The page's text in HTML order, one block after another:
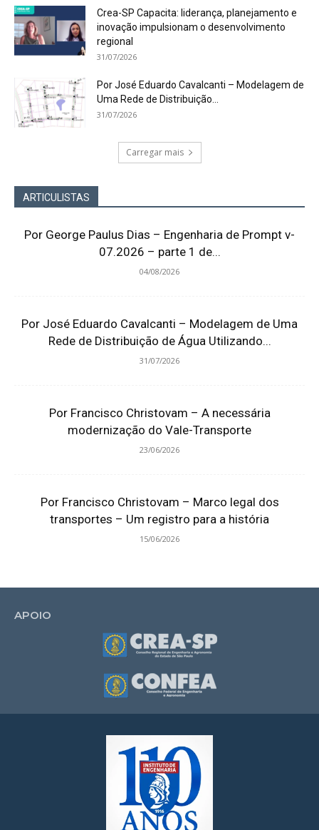
Crea-SP Capacita: liderança, planejamento e
inovação impulsionam o desenvolvimento
regional
31/07/2026
Por José Eduardo Cavalcanti – Modelagem de
Uma Rede de Distribuição...
31/07/2026
Carregar mais
ARTICULISTAS
Por George Paulus Dias – Engenharia de Prompt v-
07.2026 – parte 1 de...
04/08/2026
Por José Eduardo Cavalcanti – Modelagem de Uma
Rede de Distribuição de Água Utilizando...
31/07/2026
Por Francisco Christovam – A necessária
modernização do Vale-Transporte
23/06/2026
Por Francisco Christovam – Marco legal dos
transportes – Um registro para a história
15/06/2026
APOIO